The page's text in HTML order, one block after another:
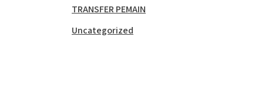
TRANSFER PEMAIN
Uncategorized